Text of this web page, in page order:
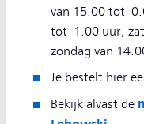
van 15.00 tot
tot 1.00 uur,
zondag van
Je bestelt hier
Bekijk alvast de